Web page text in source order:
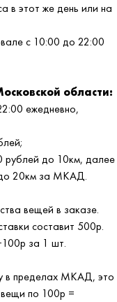
в этот же день или на
с 10:00 до 22:00
области:
ежедневно,
до 10км, далее
20км за МКАД.
вещей в заказе.
составит 500р.
за 1 шт.
в пределах МКАД, это
по 100р =